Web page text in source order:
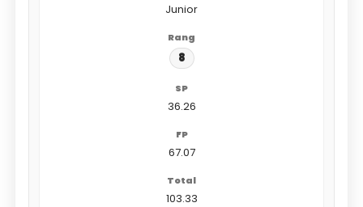
Junior
8
36.26
67.07
103.33